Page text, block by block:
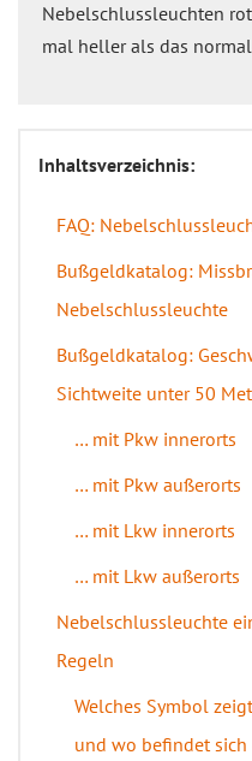
Nebelschlussleuchten
mal heller als das
Inhaltsverzeichnis:
FAQ:
Bußgeldkatalog:
Nebelschlussleuchte
Bußgeldkatalog:
Sichtweite unter 50
… mit Pkw innerorts
… mit Pkw außerorts
… mit Lkw innerorts
… mit Lkw außerorts
Nebelschlussleuchte
Regeln
Welches Symbol
und wo befindet sich